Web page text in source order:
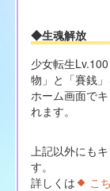
◆生魂解放
少女転生
物」と「賽銭」
ホーム画面で
れます。
上記以外にも
す。
詳しくは
こ